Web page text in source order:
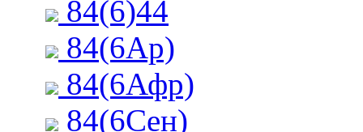
84(6)44
84(6Ар)
84(6Афр)
84(6Сен)